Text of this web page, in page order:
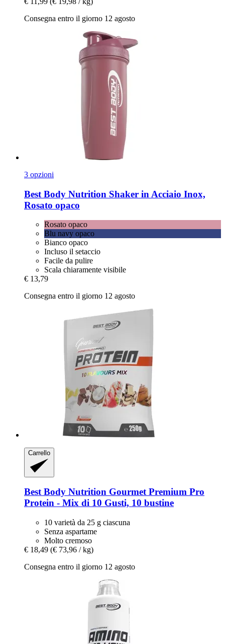
Consegna entro il giorno 12 agosto
3 opzioni
Best Body Nutrition Shaker in Acciaio Inox,
Rosato opaco
Rosato opaco
Blu navy opaco
Bianco opaco
Incluso il setaccio
Facile da pulire
Scala chiaramente visibile
€ 13,79
Consegna entro il giorno 12 agosto
Carrello
Best Body Nutrition Gourmet Premium Pro
Protein -​ Mix di 10 Gusti, 10 bustine
10 varietà da 25 g ciascuna
Senza aspartame
Molto cremoso
€ 18,49 (€ 73,96 / kg)
Consegna entro il giorno 12 agosto